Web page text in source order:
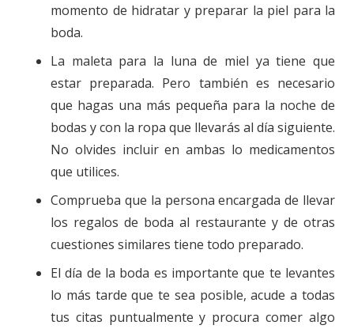
momento de hidratar y preparar la piel para la
boda.
La maleta para la luna de miel ya tiene que
estar preparada. Pero también es necesario
que hagas una más pequeña para la noche de
bodas y con la ropa que llevarás al día siguiente.
No olvides incluir en ambas lo medicamentos
que utilices.
Comprueba que la persona encargada de llevar
los regalos de boda al restaurante y de otras
cuestiones similares tiene todo preparado.
El día de la boda es importante que te levantes
lo más tarde que te sea posible, acude a todas
tus citas puntualmente y procura comer algo